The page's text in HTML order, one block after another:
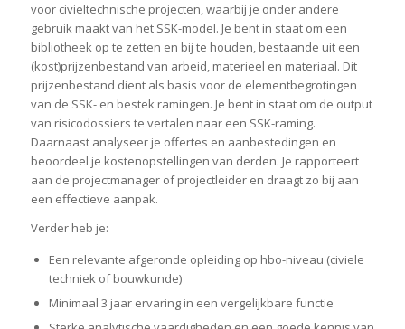
voor civieltechnische projecten, waarbij je onder andere
gebruik maakt van het SSK-model. Je bent in staat om een
bibliotheek op te zetten en bij te houden, bestaande uit een
(kost)prijzenbestand van arbeid, materieel en materiaal. Dit
prijzenbestand dient als basis voor de elementbegrotingen
van de SSK- en bestek ramingen. Je bent in staat om de output
van risicodossiers te vertalen naar een SSK-raming.
Daarnaast analyseer je offertes en aanbestedingen en
beoordeel je kostenopstellingen van derden. Je rapporteert
aan de projectmanager of projectleider en draagt zo bij aan
een effectieve aanpak.
Verder heb je:
Een relevante afgeronde opleiding op hbo-niveau (civiele
techniek of bouwkunde)
Minimaal 3 jaar ervaring in een vergelijkbare functie